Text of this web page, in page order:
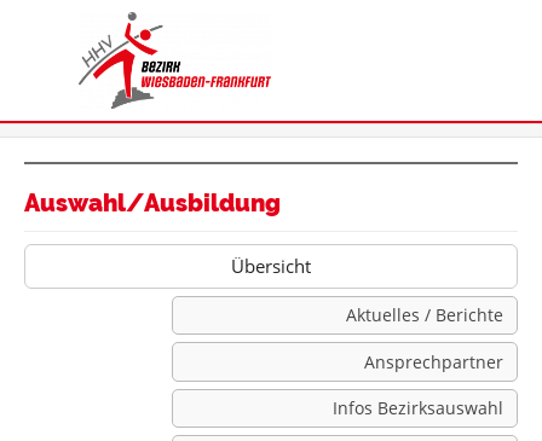
Auswahl/Ausbildung
Übersicht
Aktuelles / Berichte
Ansprechpartner
Infos Bezirksauswahl